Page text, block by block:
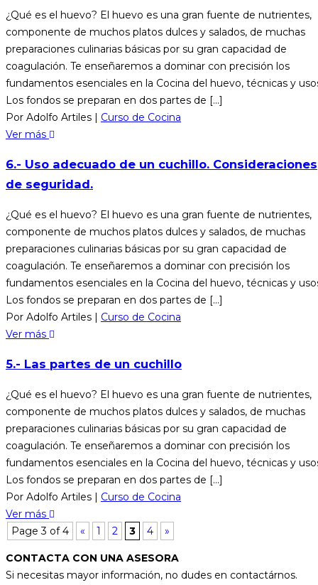
¿Qué es el huevo? El huevo es una gran fuente de nutrientes,
componente de muchos platos dulces y salados, de muchas
preparaciones culinarias básicas por su gran capacidad de
coagulación. Te enseñaremos a dominar con precisión los
fundamentos esenciales en la Cocina del huevo, técnicas y
Los fondos se preparan en dos partes de [...]
Por Adolfo Artiles | Curso de Cocina
Ver más
6.- Uso adecuado de un cuchillo. Consideraciones
de seguridad.
¿Qué es el huevo? El huevo es una gran fuente de nutrientes,
componente de muchos platos dulces y salados, de muchas
preparaciones culinarias básicas por su gran capacidad de
coagulación. Te enseñaremos a dominar con precisión los
fundamentos esenciales en la Cocina del huevo, técnicas y
Los fondos se preparan en dos partes de [...]
Por Adolfo Artiles | Curso de Cocina
Ver más
5.- Las partes de un cuchillo
¿Qué es el huevo? El huevo es una gran fuente de nutrientes,
componente de muchos platos dulces y salados, de muchas
preparaciones culinarias básicas por su gran capacidad de
coagulación. Te enseñaremos a dominar con precisión los
fundamentos esenciales en la Cocina del huevo, técnicas y
Los fondos se preparan en dos partes de [...]
Por Adolfo Artiles | Curso de Cocina
Ver más
Page 3 of 4
« 1 2 3 4 »
CONTACTA CON UNA ASESORA
Si necesitas mayor información, no dudes en contactárnos.